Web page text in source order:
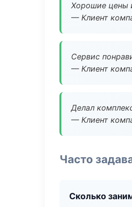
Хорошие цены
— Клиент
Сервис
— Клиент
Делал
— Клиент
Часто
Сколько